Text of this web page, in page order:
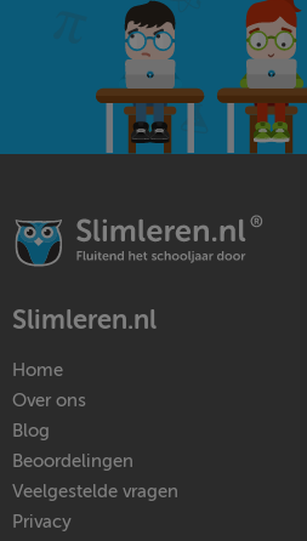
Slimleren.nl
Home
Over ons
Blog
Beoordelingen
Veelgestelde vragen
Privacy